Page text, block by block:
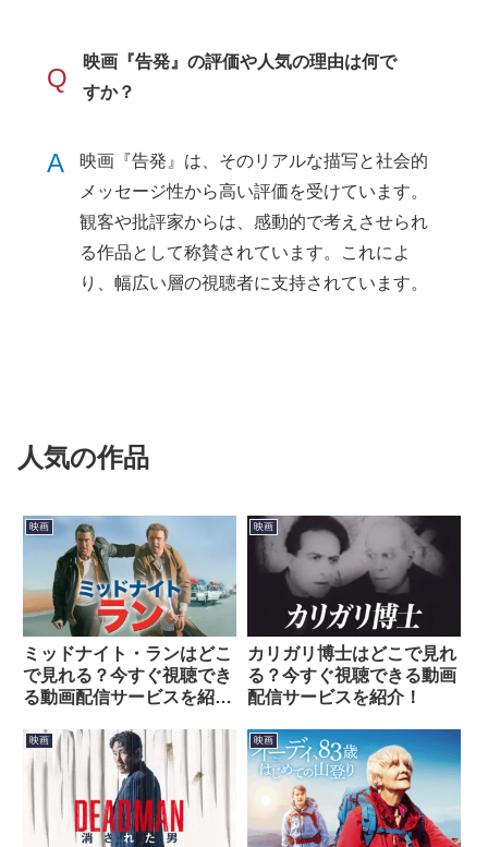
Q
映画『告発』の評価や人気の理由は何で
すか？
A
映画『告発』は、そのリアルな描写と社会的
メッセージ性から高い評価を受けています。
観客や批評家からは、感動的で考えさせられ
る作品として称賛されています。これによ
り、幅広い層の視聴者に支持されています。
人気の作品
映画
ミッドナイト・ランはどこ
で見れる？今すぐ視聴でき
る動画配信サービスを紹
映画
カリガリ博士はどこで見れ
る？今すぐ視聴できる動画
配信サービスを紹介！
映画 映画